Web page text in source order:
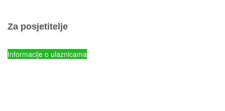
Za posjetitelje
Informacije o ulaznicama